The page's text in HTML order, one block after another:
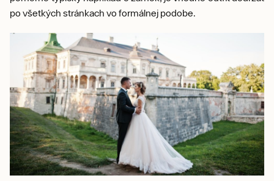
po všetkých stránkach vo formálnej podobe.